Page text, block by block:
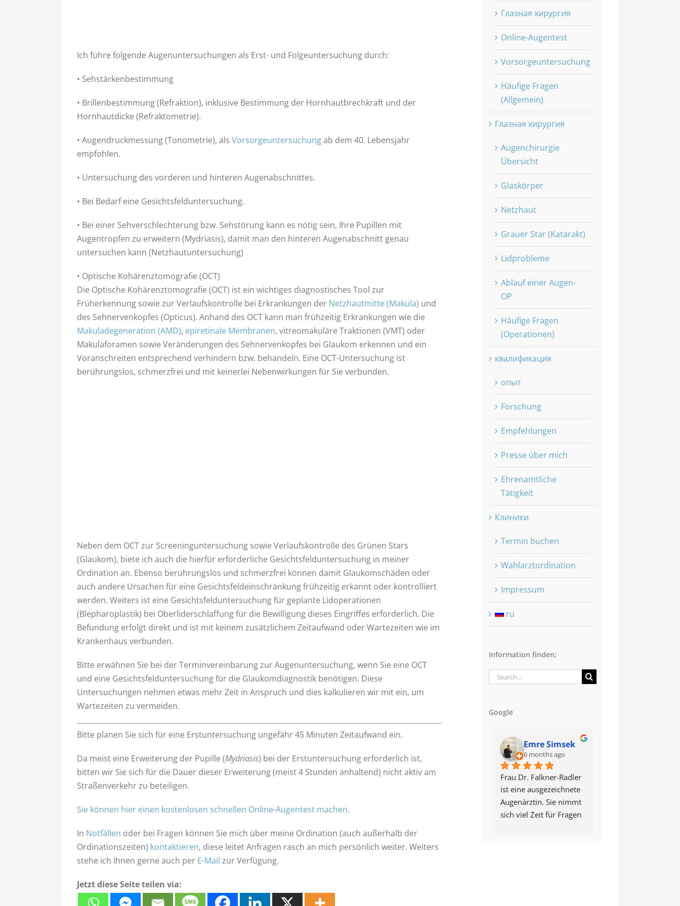
Ich führe folgende Augenuntersuchungen als Erst- und Folgeuntersuchung durch:
• Sehstärkenbestimmung
• Brillenbestimmung (Refraktion), inklusive Bestimmung der Hornhautbrechkraft und der
Hornhautdicke (Refraktometrie).
• Augendruckmessung (Tonometrie), als Vorsorgeuntersuchungab dem 40. Lebensjahr
empfohlen.
• Untersuchung des vorderen und hinteren Augenabschnittes.
• Bei Bedarf eine Gesichtsfelduntersuchung.
• Bei einer Sehverschlechterung bzw. Sehstörung kann es nötig sein, Ihre Pupillen mit
Augentropfen zu erweitern (Mydriasis), damit man den hinteren Augenabschnitt genau
untersuchen kann (Netzhautuntersuchung)
• Optische Kohärenztomografie (OCT)
Die Optische Kohärenztomografie (OCT) ist ein wichtiges diagnostisches Tool zur
Früherkennung sowie zur Verlaufskontrolle bei Erkrankungen der Netzhautmitte (Makula) und
des Sehnervenkopfes (Opticus). Anhand des OCT kann man frühzeitig Erkrankungen wie die
Makuladegeneration (AMD), epiretinale Membranen, vitreomakuläre Traktionen (VMT) oder
Makulaforamen sowie Veränderungen des Sehnervenkopfes bei Glaukom erkennen und ein
Voranschreiten entsprechend verhindern bzw. behandeln. Eine OCT-Untersuchung ist
berührungslos, schmerzfrei und mit keinerlei Nebenwirkungen für Sie verbunden.
Neben dem OCT zur Screeninguntersuchung sowie Verlaufskontrolle des Grünen Stars
(Glaukom), biete ich auch die hierfür erforderliche Gesichtsfelduntersuchung in meiner
Ordination an. Ebenso berührungslos und schmerzfrei können damit Glaukomschäden oder
auch andere Ursachen für eine Gesichtsfeldeinschränkung frühzeitig erkannt oder kontrolliert
werden. Weiters ist eine Gesichtsfelduntersuchung für geplante Lidoperationen
(Blepharoplastik) bei Oberliderschlaffung für die Bewilligung dieses Eingriffes erforderlich. Die
Befundung erfolgt direkt und ist mit keinem zusätzlichem Zeitaufwand oder Wartezeiten wie im
Krankenhaus verbunden.
Bitte erwähnen Sie bei der Terminvereinbarung zur Augenuntersuchung, wenn Sie eine OCT
und eine Gesichtsfelduntersuchung für die Glaukomdiagnostik benötigen. Diese
Untersuchungen nehmen etwas mehr Zeit in Anspruch und dies kalkulieren wir mit ein, um
Wartezeiten zu vermeiden.
Bitte planen Sie sich für eine Erstuntersuchung ungefähr 45 Minuten Zeitaufwand ein.
Da meist eine Erweiterung der Pupille (Mydriasis) bei der Erstuntersuchung erforderlich ist,
bitten wir Sie sich für die Dauer dieser Erweiterung (meist 4 Stunden anhaltend) nicht aktiv am
Straßenverkehr zu beteiligen.
Sie können hier einen kostenlosen schnellen Online-Augentest machen.
In Notfällen oder bei Fragen können Sie mich über meine Ordination (auch außerhalb der
Ordinationszeiten) kontaktieren, diese leitet Anfragen rasch an mich persönlich weiter. Weiters
stehe ich Ihnen gerne auch per E-Mail zur Verfügung.
Jetzt diese Seite teilen via:
Глазная хирургия
Online-Augentest
Vorsorgeuntersuchung
Häufige Fragen
(Allgemein)
Глазная хирургия
Augenchirurgie
Übersicht
Glaskörper
Netzhaut
Grauer Star (Katarakt)
Lidprobleme
Ablauf einer Augen-
OP
Häufige Fragen
(Operationen)
квалификация
опыт
Forschung
Empfehlungen
Presse über mich
Ehrenamtliche
Tätigkeit
Клиники
Termin buchen
Wahlarztordination
Impressum
ru
Information finden:
Search
Google
Emre Simsek
6 months ago
Frau Dr. Falkner-Radler
ist eine ausgezeichnete
Augenärztin. Sie nimmt
sich viel Zeit für Fragen